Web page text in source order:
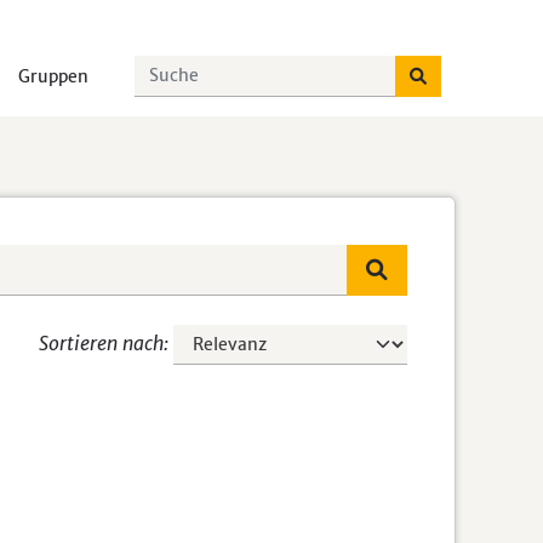
Gruppen
Sortieren nach